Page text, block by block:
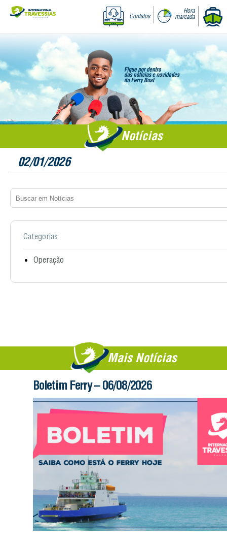
Contatos
Hora
marcada
Notícias
02/01/2026
Categorias
Operação
Mais Notícias
Boletim Ferry – 06/08/2026